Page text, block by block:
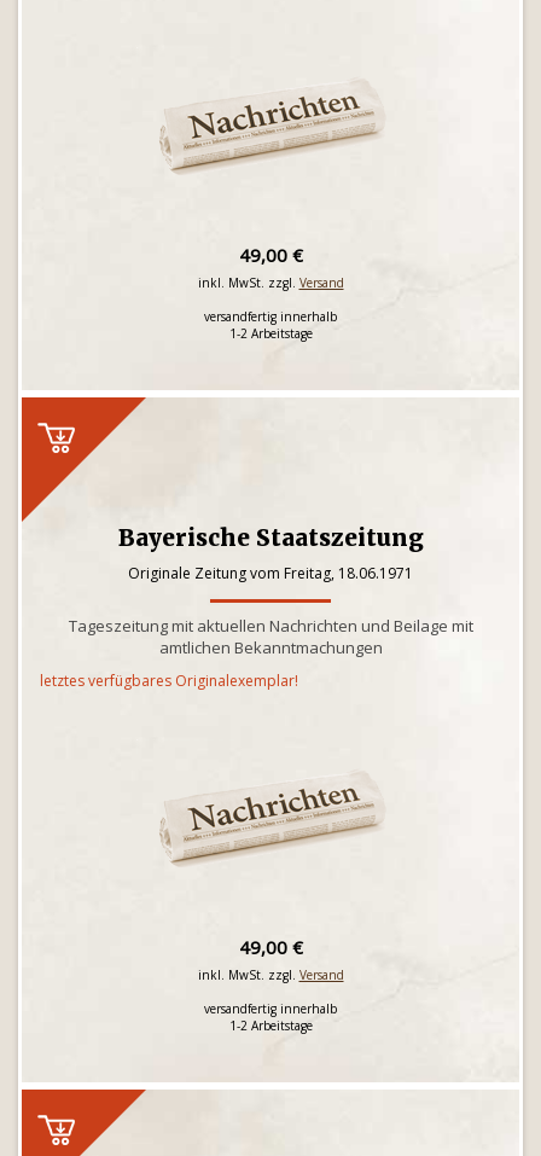
49,00 €
inkl. MwSt. zzgl. Versand
versandfertig innerhalb
1-2 Arbeitstage
Bayerische Staatszeitung
Originale Zeitung vom Freitag, 18.06.1971
Tageszeitung mit aktuellen Nachrichten und Beilage mit
amtlichen Bekanntmachungen
letztes verfügbares Originalexemplar!
49,00 €
inkl. MwSt. zzgl. Versand
versandfertig innerhalb
1-2 Arbeitstage